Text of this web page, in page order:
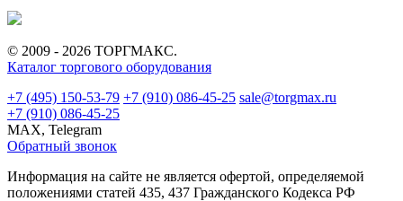
© 2009 - 2026 ТОРГМАКС.
Каталог торгового оборудования
+7 (495) 150-53-79 +7 (910) 086-45-25 sale@torgmax.ru
+7 (910) 086-45-25
MAX, Telegram
Обратный звонок
Информация на сайте не является офертой, определяемой
положениями статей 435, 437 Гражданского Кодекса РФ